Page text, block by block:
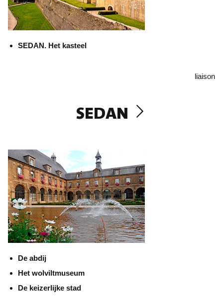
SEDAN. Het kasteel
liaison
SEDAN
De abdij
Het wolviltmuseum
De keizerlijke stad